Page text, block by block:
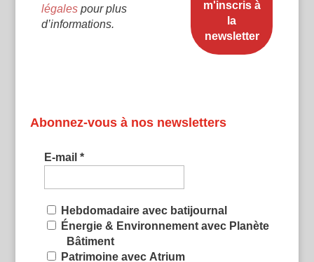
légalespour plus
d’informations.
Abonnez-vous à nos newsletters
E-mail *
Hebdomadaire avec batijournal
Énergie & Environnement avec Planète
Bâtiment
Patrimoine avec Atrium